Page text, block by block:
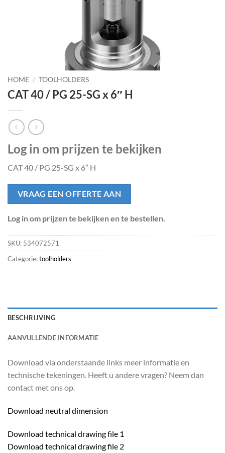
HOME / TOOLHOLDERS
CAT 40 / PG 25-SG x 6″ H
Log in om prijzen te bekijken
CAT 40 / PG 25-SG x 6″ H
VRAAG EEN OFFERTE AAN
Log in om prijzen te bekijken en te bestellen.
SKU: 534072571
Categorie:toolholders
BESCHRIJVING
AANVULLENDE INFORMATIE
Download via onderstaande links meer informatie en
technische tekeningen. Heeft u andere vragen? Neem dan
contact met ons op.
Download neutral dimension
Download technical drawing file 1
Download technical drawing file 2